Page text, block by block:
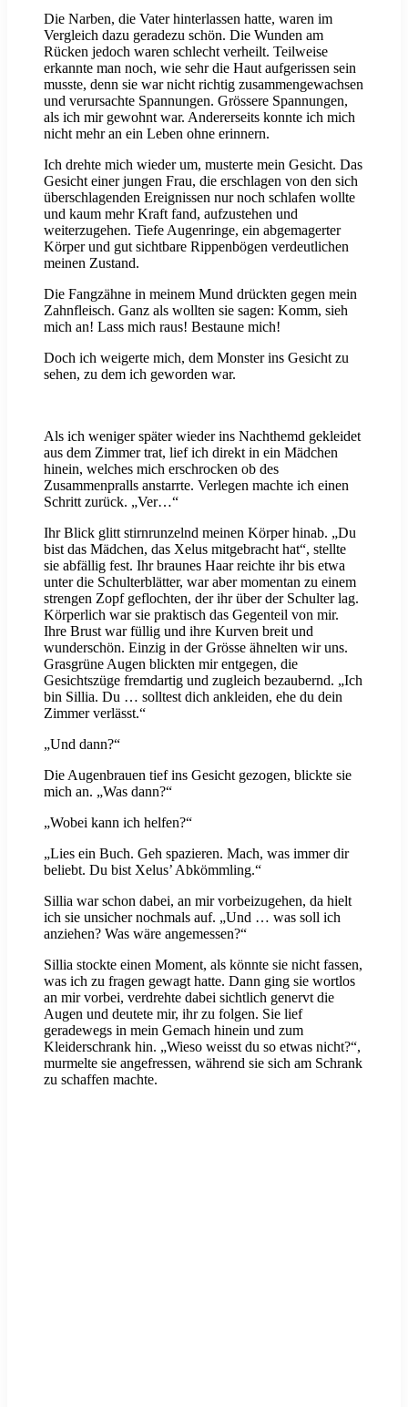
Die Narben, die Vater hinterlassen hatte, waren im
Vergleich dazu geradezu schön. Die Wunden am
Rücken jedoch waren schlecht verheilt. Teilweise
erkannte man noch, wie sehr die Haut aufgerissen sein
musste, denn sie war nicht richtig zusammengewachsen
und verursachte Spannungen. Grössere Spannungen,
als ich mir gewohnt war. Andererseits konnte ich mich
nicht mehr an ein Leben ohne erinnern.
Ich drehte mich wieder um, musterte mein Gesicht. Das
Gesicht einer jungen Frau, die erschlagen von den sich
überschlagenden Ereignissen nur noch schlafen wollte
und kaum mehr Kraft fand, aufzustehen und
weiterzugehen. Tiefe Augenringe, ein abgemagerter
Körper und gut sichtbare Rippenbögen verdeutlichen
meinen Zustand.
Die Fangzähne in meinem Mund drückten gegen mein
Zahnfleisch. Ganz als wollten sie sagen: Komm, sieh
mich an! Lass mich raus! Bestaune mich!
Doch ich weigerte mich, dem Monster ins Gesicht zu
sehen, zu dem ich geworden war.
Als ich weniger später wieder ins Nachthemd gekleidet
aus dem Zimmer trat, lief ich direkt in ein Mädchen
hinein, welches mich erschrocken ob des
Zusammenpralls anstarrte. Verlegen machte ich einen
Schritt zurück. „Ver…“
Ihr Blick glitt stirnrunzelnd meinen Körper hinab. „Du
bist das Mädchen, das Xelus mitgebracht hat“, stellte
sie abfällig fest. Ihr braunes Haar reichte ihr bis etwa
unter die Schulterblätter, war aber momentan zu einem
strengen Zopf geflochten, der ihr über der Schulter lag.
Körperlich war sie praktisch das Gegenteil von mir.
Ihre Brust war füllig und ihre Kurven breit und
wunderschön. Einzig in der Grösse ähnelten wir uns.
Grasgrüne Augen blickten mir entgegen, die
Gesichtszüge fremdartig und zugleich bezaubernd. „Ich
bin Sillia. Du … solltest dich ankleiden, ehe du dein
Zimmer verlässt.“
„Und dann?“
Die Augenbrauen tief ins Gesicht gezogen, blickte sie
mich an. „Was dann?“
„Wobei kann ich helfen?“
„Lies ein Buch. Geh spazieren. Mach, was immer dir
beliebt. Du bist Xelus’ Abkömmling.“
Sillia war schon dabei, an mir vorbeizugehen, da hielt
ich sie unsicher nochmals auf. „Und … was soll ich
anziehen? Was wäre angemessen?“
Sillia stockte einen Moment, als könnte sie nicht fassen,
was ich zu fragen gewagt hatte. Dann ging sie wortlos
an mir vorbei, verdrehte dabei sichtlich genervt die
Augen und deutete mir, ihr zu folgen. Sie lief
geradewegs in mein Gemach hinein und zum
Kleiderschrank hin. „Wieso weisst du so etwas nicht?“,
murmelte sie angefressen, während sie sich am Schrank
zu schaffen machte.